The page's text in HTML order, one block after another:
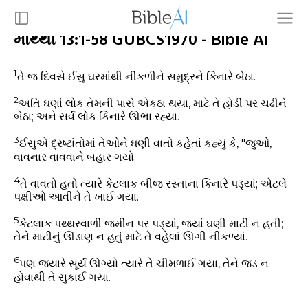
માથ્થી 13:1-58 GUBCS1970 - Bible AI
1તે જ દિવસે ઈસુ ઘરમાંથી નીકળીને સમુદ્રને કિનારે બેઠા.
2અતિ ઘણાં લોક તેમની પાસે એકઠા થયા, માટે તે હોડી પર ચઢીને
બેઠા; અને સર્વ લોક કિનારે ઊભા રહ્યા.
3ઈસુએ દ્રષ્ટાંતોમાં તેઓને ઘણી વાતો કહેતાં કહ્યું કે, "જુઓ,
વાવનાર વાવવાને બહાર ગયો.
4તે વાવતો હતો ત્યારે કેટલાક બીજ રસ્તાના કિનારે પડ્યાં; એટલે
પક્ષીઓ આવીને તે ખાઈ ગયા.
5કેટલાક પથ્થરવાળી જમીન પર પડ્યાં, જ્યાં ઘણી માટી ન હતી;
તેને માટીનું ઊંડાણ ન હતું માટે તે વહેલાં ઊગી નીકળ્યાં.
6પણ જયારે સૂર્ય ઊગ્યો ત્યારે તે ચીમળાઈ ગયા, તેને જડ ન
હોવાથી તે સુકાઈ ગયા.